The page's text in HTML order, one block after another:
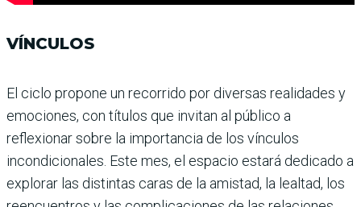
VÍNCULOS
El ciclo propone un recorrido por diversas realidades y
emo­ciones, con títulos que invitan al público a
reflexionar sobre la importancia de los víncu­los
incondicionales. Este mes, el espacio estará dedicado a
explorar las distintas caras de la amistad, la lealtad, los